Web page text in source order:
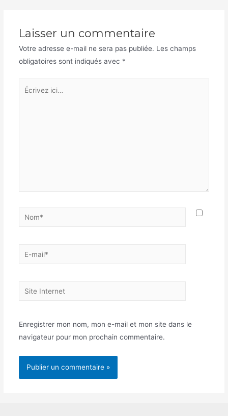
Laisser un commentaire
Votre adresse e-mail ne sera pas publiée. Les champs
obligatoires sont indiqués avec *
Écrivez
Nom*
E-
Site
Enregistrer mon nom, mon e-mail et mon site dans le
navigateur pour mon prochain commentaire.